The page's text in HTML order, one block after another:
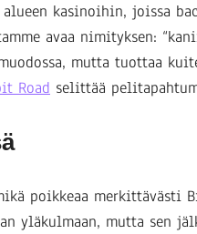
kasinoihin, joissa
avaa nimityksen:
mutta tuottaa
Road selittää
poikkeaa merkittävästi
yläkulmaan, mutta sen